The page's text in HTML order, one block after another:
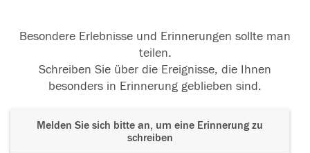
Besondere Erlebnisse und Erinnerungen sollte man
teilen.
Schreiben Sie über die Ereignisse, die Ihnen
besonders in Erinnerung geblieben sind.
Melden Sie sich bitte an, um eine Erinnerung zu
schreiben